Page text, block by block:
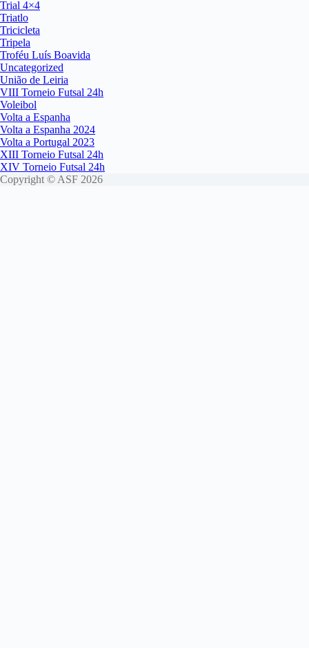
Trial 4×4
Triatlo
Tricicleta
Tripela
Troféu Luís Boavida
Uncategorized
União de Leiria
VIII Torneio Futsal 24h
Voleibol
Volta a Espanha
Volta a Espanha 2024
Volta a Portugal 2023
XIII Torneio Futsal 24h
XIV Torneio Futsal 24h
Copyright © ASF 2026